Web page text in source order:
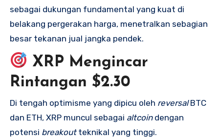
sebagai dukungan fundamental yang kuat di
belakang pergerakan harga, menetralkan sebagian
besar tekanan jual jangka pendek.
XRP Mengincar
Rintangan $2.30
Di tengah optimisme yang dipicu oleh reversalBTC
dan ETH, XRP muncul sebagai altcoindengan
potensi breakoutteknikal yang tinggi.